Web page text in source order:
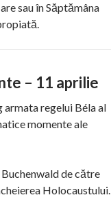
sau în Săptămâna
– 11 aprilie
regelui Béla al
momente ale
de către
Holocaustului.